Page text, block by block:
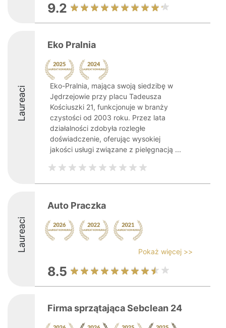
9.2
Laureaci
Eko Pralnia
Eko-Pralnia, mająca swoją siedzibę w
Jędrzejowie przy placu Tadeusza
Kościuszki 21, funkcjonuje w branży
czystości od 2003 roku. Przez lata
działalności zdobyła rozległe
doświadczenie, oferując wysokiej
jakości usługi związane z pielęgnacją ...
Laureaci
Auto Praczka
Pokaż więcej >>
8.5
Firma sprzątająca Sebclean 24